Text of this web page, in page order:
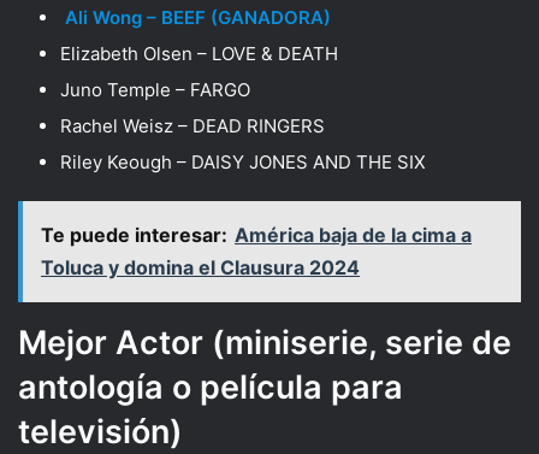
Ali Wong – BEEF (GANADORA)
Elizabeth Olsen – LOVE & DEATH
Juno Temple – FARGO
Rachel Weisz – DEAD RINGERS
Riley Keough – DAISY JONES AND THE SIX
Te puede interesar: América baja de la cima a
Toluca y domina el Clausura 2024
Mejor Actor (miniserie, serie de
antología o película para
televisión)